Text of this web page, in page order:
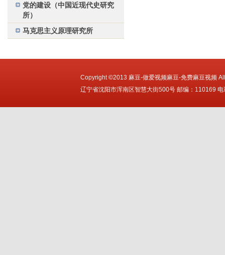
党的建设（中国近现代史研究
所）
马克思主义原理研究所
Copyright ©2013 麻豆-做爱视频麻豆-免费麻豆视频
辽宁省沈阳市浑南区智慧大街500号 邮编：110169